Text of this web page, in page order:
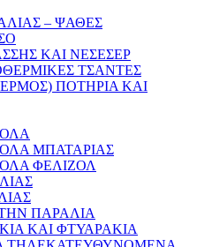
– ΨΑΘΕΣ
ΚΑΙ ΝΕΣΕΣΕΡ
ΤΣΑΝΤΕΣ
ΠΟΤΗΡΙΑ ΚΑΙ
ΜΠΑΤΑΡΙΑΣ
ΦΕΛΙΖΟΛ
ΤΗΝ ΠΑΡΑΛΙΑ
ΚΑΙ ΦΤΥΑΡΑΚΙΑ